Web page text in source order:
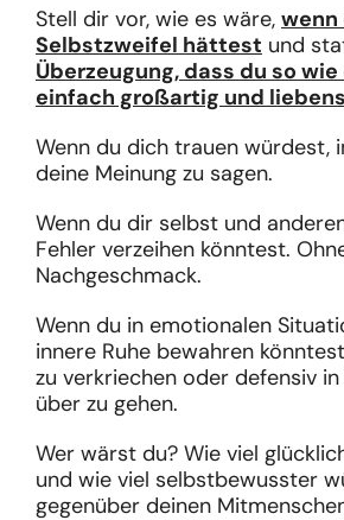
Stell dir vor, wie es wäre, wenn
Selbstzweifel hättest und
Überzeugung, dass du so
einfach großartig und
Wenn du dich trauen würdest,
deine Meinung zu sagen.
Wenn du dir selbst und
Fehler verzeihen könntest.
Nachgeschmack.
Wenn du in emotionalen
innere Ruhe bewahren
zu verkriechen oder defensiv
über zu gehen.
Wer wärst du? Wie viel
und wie viel selbstbewusster
gegenüber deinen